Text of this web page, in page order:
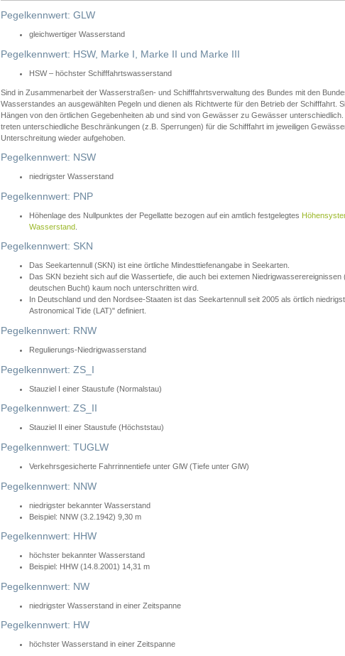
Pegelkennwert: GLW
gleichwertiger Wasserstand
Pegelkennwert: HSW, Marke I, Marke II und Marke III
HSW – höchster Schifffahrtswasserstand
Sind in Zusammenarbeit der Wasserstraßen- und Schifffahrtsverwaltung des Bundes mit den
Wasserstandes an ausgewählten Pegeln und dienen als Richtwerte für den Betrieb der Schifffahrt.
Hängen von den örtlichen Gegebenheiten ab und sind von Gewässer zu Gewässer
treten unterschiedliche Beschränkungen (z.B. Sperrungen) für die Schifffahrt im jeweiligen
Unterschreitung wieder aufgehoben.
Pegelkennwert: NSW
niedrigster Wasserstand
Pegelkennwert: PNP
Höhenlage des Nullpunktes der Pegellatte bezogen auf ein amtlich festgelegtes
Wasserstand
Pegelkennwert: SKN
Das Seekartennull (SKN) ist eine örtliche Mindesttiefenangabe in Seekarten.
Das SKN bezieht sich auf die Wassertiefe, die auch bei extemen
deutschen Bucht) kaum noch unterschritten wird.
In Deutschland und den Nordsee-Staaten ist das Seekartennull seit 2005 als örtlich
Astronomical Tide (LAT)" definiert.
Pegelkennwert: RNW
Regulierungs-Niedrigwasserstand
Pegelkennwert: ZS_I
Stauziel I einer Staustufe (Normalstau)
Pegelkennwert: ZS_II
Stauziel II einer Staustufe (Höchststau)
Pegelkennwert: TUGLW
Verkehrsgesicherte Fahrrinnentiefe unter GlW (Tiefe unter GlW)
Pegelkennwert: NNW
niedrigster bekannter Wasserstand
Beispiel: NNW (3.2.1942) 9,30 m
Pegelkennwert: HHW
höchster bekannter Wasserstand
Beispiel: HHW (14.8.2001) 14,31 m
Pegelkennwert: NW
niedrigster Wasserstand in einer Zeitspanne
Pegelkennwert: HW
höchster Wasserstand in einer Zeitspanne